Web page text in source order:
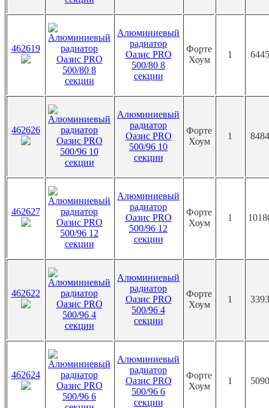
462619
Алюминиевый
радиатор
Оазис PRO
500/80 8
секции
Форте
Хоум
1
462626
Алюминиевый
радиатор
Оазис PRO
500/96 10
секции
Форте
Хоум
1
462627
Алюминиевый
радиатор
Оазис PRO
500/96 12
секции
Форте
Хоум
1
462622
Алюминиевый
радиатор
Оазис PRO
500/96 4
секции
Форте
Хоум
1
462624
Алюминиевый
радиатор
Оазис PRO
500/96 6
секции
Форте
Хоум
1